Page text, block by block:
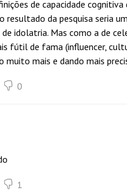
de capacidade
resultado da pesquisa seria
idolatria. Mas como a de
fútil de fama (influencer,
muito mais e dando mais
0
1